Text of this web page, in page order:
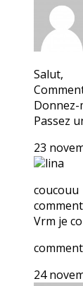
Salut,
Donnez-
Passez
23
lina
coucouu
Vrm je
24